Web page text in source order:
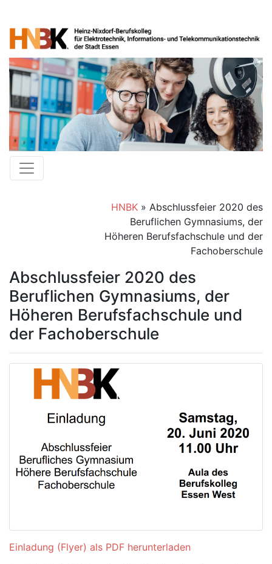
HNBK» Abschlussfeier 2020 des
Beruflichen Gymnasiums, der
Höheren Berufsfachschule und der
Fachoberschule
Abschlussfeier 2020 des
Beruflichen Gymnasiums, der
Höheren Berufsfachschule und
der Fachoberschule
Einladung (Flyer) als PDF herunterladen